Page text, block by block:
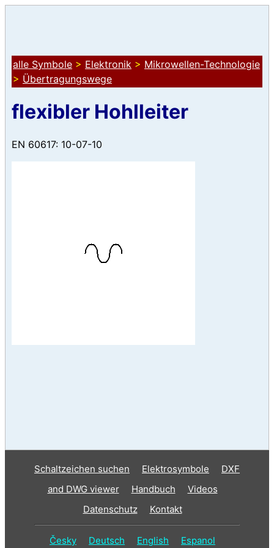
alle Symbole > Elektronik > Mikrowellen-Technologie
> Übertragungswege
flexibler Hohlleiter
EN 60617: 10-07-10
Schaltzeichen suchen Elektrosymbole
DXF
and DWG viewer
Handbuch
Videos
Datenschutz
Kontakt
Česky Deutsch English Espanol